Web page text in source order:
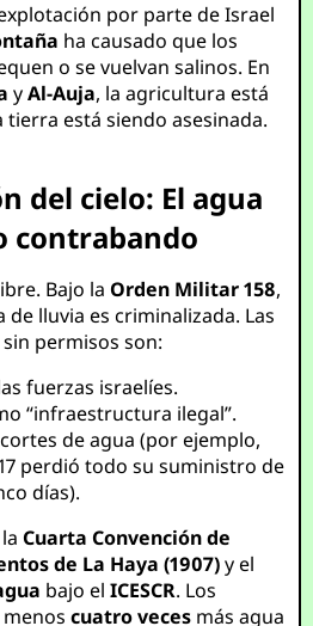
por parte de Israel
ha causado que los
o se vuelvan salinos. En
yAl-Auja, la agricultura está
está siendo asesinada.
del cielo: El agua
contrabando
Bajo laOrden Militar 158,
de lluvia es criminalizada. Las
permisos son:
fuerzas israelíes.
“infraestructura ilegal”.
de agua (por ejemplo,
perdió todo su suministro de
días).
laCuarta Convención de
de La Haya (1907)y el
bajo elICESCR. Los
menoscuatro veces más agua